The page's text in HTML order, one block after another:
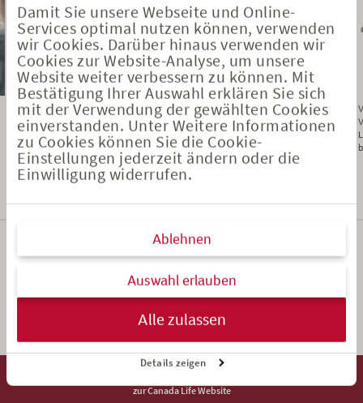
Damit Sie unsere Webseite und Online-
Services optimal nutzen können, verwenden
wir Cookies. Darüber hinaus verwenden wir
Cookies zur Website-Analyse, um unsere
Website weiter verbessern zu können. Mit
Bestätigung Ihrer Auswahl erklären Sie sich
mit der Verwendung der gewählten Cookies
einverstanden. Unter Weitere Informationen
zu Cookies können Sie die Cookie-
Einstellungen jederzeit ändern oder die
Einwilligung widerrufen.
Details zeigen
Alle zulassen
Auswahl erlauben
Ablehnen
Für eine rechtssichere bAV-Beratung:
Wie wir Sie dabei unterstützen
BU & YOU – it’s a match: Warum junge
Kunden jetzt ein perfektes Match für
Ihre Beratung sind
Melden Sie sich zu unserem Newsletter an und erhalten Sie
regelmäßig aktuelle Neuigkeiten und Unterstützung für Ihre
Beratungsgespräche!
Zum Newsletter anmelden
zur Canada Life Website